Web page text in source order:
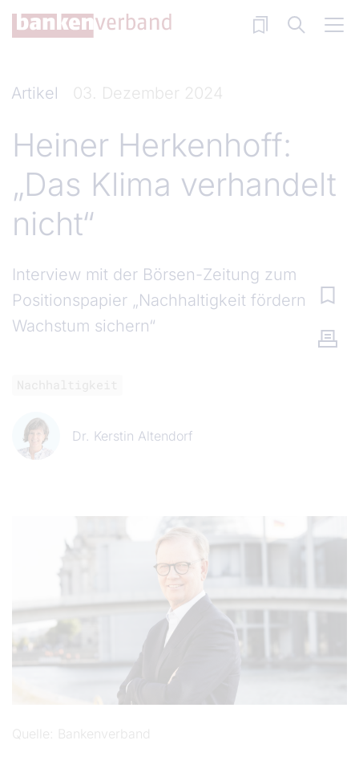
Direkt zum Inhalt
Artikel 03. Dezember 2024
Heiner Herkenhoff:
„Das Klima verhandelt
nicht“
Interview mit der Börsen-Zeitung zum
Positionspapier „Nachhaltigkeit fördern,
Wachstum sichern“
Dr. Kerstin Altendorf
Quelle Bankenverband